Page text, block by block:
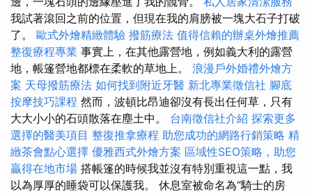
我試著滾回之前的位置，但現在我的肩膀被一塊大石子打破
了。 歐式外燴精緻體驗 撥筋療法 值得信賴的辦桌外燴推薦
整復療程專業 事實上，在其他露營地，例如義大利的露營
地，帳篷營地都標在柔軟的草地上。 浪漫戶外婚禮外燴方
案 天母撥筋療法 如何找到附近牙醫 新北專業徵信社 腳底
按摩技巧課程 然而，波頓比昂迪卻沒有長出任何草，只有
大大小小的石頭散落在塵土中。 台南徵信社介紹 探索更多
選擇的醫美項目 整復推拿療程 助您成功的網路行銷策略 精
緻茶會點心選擇 優雅西式外燴方案 區域性SEO策略，助您
贏得在地市場 搭帳篷的時候我並沒有特別重視這一點，我
以為厚厚的睡袋可以保護我。 休息室被命名為“騎士的房